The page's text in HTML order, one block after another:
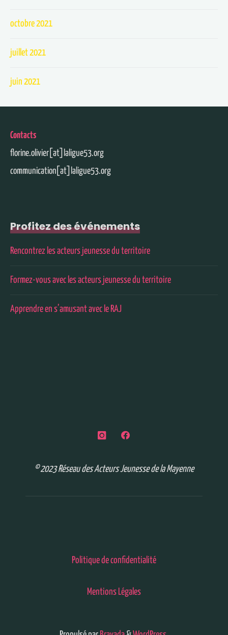
octobre 2021
juillet 2021
juin 2021
Contacts
florine.olivier[at]laligue53.org
communication[at]laligue53.org
Profitez des événements
Rencontrez les acteurs jeunesse du territoire
Formez-vous avec les acteurs jeunesse du territoire
Apprendre en s’amusant avec le RAJ
© 2023 Réseau des Acteurs Jeunesse de la Mayenne
Politique de confidentialité
Mentions Légales